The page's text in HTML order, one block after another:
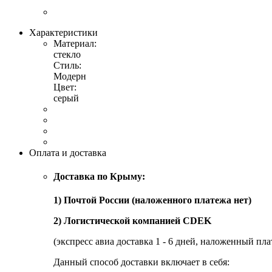
Характеристики
Материал:
стекло
Стиль:
Модерн
Цвет:
серый
Оплата и доставка
Доставка по Крыму:
1) Почтой России (наложенного платежа нет)
2) Логистической компанией CDEK
(экспресс авиа доставка 1 - 6 дней, наложенный
Данный способ доставки включает в себя: